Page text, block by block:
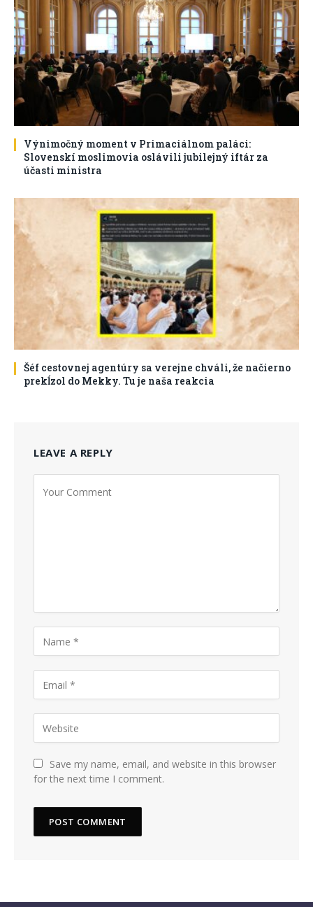
Výnimočný moment v Primaciálnom paláci:
Slovenskí moslimovia oslávili jubilejný iftár za
účasti ministra
Šéf cestovnej agentúry sa verejne chváli, že načierno
prekĺzol do Mekky. Tu je naša reakcia
LEAVE A REPLY
Save my name, email, and website in this browser
for the next time I comment.